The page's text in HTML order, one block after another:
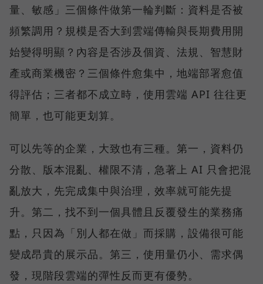
量、敏感」三個條件做第一輪判斷：資料是否被
頻繁調用？規模是否大到雲端傳輸與長期費用開
始變得明顯？內容是否涉及個資、法規、智慧財
產或商業機密？三個條件愈集中，地端部署愈值
得評估；三者都不成立時，使用雲端 API 往往更
簡單，也可能更划算。
可以先等的企業，大致也有三種。第一，資料仍
分散、版本混亂、權限不清，急著上 AI 只會把混
亂放大，先完成集中與治理，效率就可能先提
升。第二，找不到一個具體且反覆發生的業務痛
點，只因為「別人都在做」而採購，設備很可能
變成昂貴的展示品。第三，使用量仍小、需求偶
發，現階段雲端的彈性反而更有優勢。